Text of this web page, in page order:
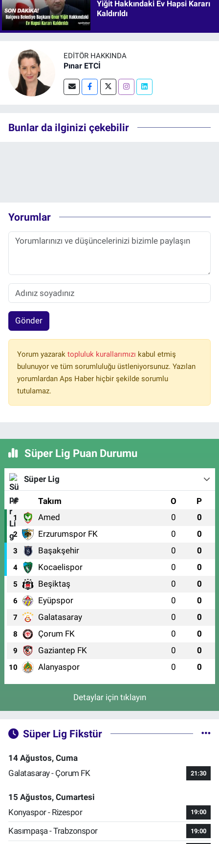
Yiğit Hakkındaki Ev Hapsi Kararı
Kaldırıldı
EDITÖR HAKKINDA
Pınar ETCİ
Bunlar da ilginizi çekebilir
Yorumlar
Gönder
Yorum yazarak topluluk kurallarımızı kabul etmiş
bulunuyor ve tüm sorumluluğu üstleniyorsunuz. Yazılan
yorumlardan Aps Haber hiçbir şekilde sorumlu
tutulamaz.
Süper Lig Puan Durumu
Süper Lig
# Takım O P
1 Amed 0 0
2 Erzurumspor FK 0 0
3 Başakşehir 0 0
4 Kocaelispor 0 0
5 Beşiktaş 0 0
6 Eyüpspor 0 0
7 Galatasaray 0 0
8 Çorum FK 0 0
9 Gaziantep FK 0 0
10 Alanyaspor 0 0
Detaylar için tıklayın
Süper Lig Fikstür
14 Ağustos, Cuma
Galatasaray - Çorum FK
21:30
15 Ağustos, Cumartesi
Konyaspor - Rizespor
19:00
Kasımpaşa - Trabzonspor 19:00